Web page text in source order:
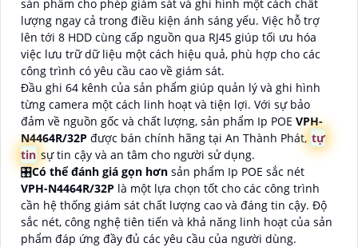
sản phẩm cho phép giám sát và ghi hình một cách chất
lượng ngay cả trong điều kiện ánh sáng yếu. Việc hỗ trợ
lên tới 8 HDD cùng cấp nguồn qua RJ45 giúp tối ưu hóa
việc lưu trữ dữ liệu một cách hiệu quả, phù hợp cho các
công trình có yêu cầu cao về giám sát.
Đầu ghi 64 kênh của sản phẩm giúp quản lý và ghi hình
từng camera một cách linh hoạt và tiện lợi. Với sự bảo
đảm về nguồn gốc và chất lượng, sản phẩm Ip POE VPH-
N4464R/32P được bán chính hãng tại An Thành Phát, tự
tin sự tin cậy và an tâm cho người sử dụng.
🎛Có thể đánh giá gọn hơn sản phẩm Ip POE sắc nét
VPH-N4464R/32P là một lựa chọn tốt cho các công trình
cần hệ thống giám sát chất lượng cao và đáng tin cậy. Độ
sắc nét, công nghệ tiên tiến và khả năng linh hoạt của sản
phẩm đáp ứng đầy đủ các yêu cầu của người dùng.